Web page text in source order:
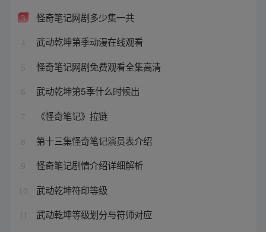
3 怪奇笔记网剧多少集一共
4 武动乾坤第季动漫在线观看
5 怪奇笔记网剧免费观看全集高清
6 武动乾坤第5季什么时候出
7 《怪奇笔记》拉链
8 第十三集怪奇笔记演员表介绍
9 怪奇笔记剧情介绍详细解析
10 武动乾坤符印等级
武动乾坤等级划分与符师对应